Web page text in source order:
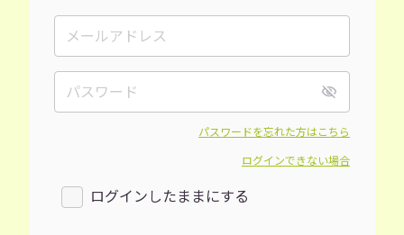
パスワードを忘れた方はこちら
ログインできない場合
ログインしたままにする